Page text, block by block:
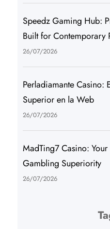
Speedz Gaming Hub:
Built for Contemporary
26/07/2026
Perladiamante Casino:
Superior en la Web
26/07/2026
MadTing7 Casino:
Gambling Superiority
26/07/2026